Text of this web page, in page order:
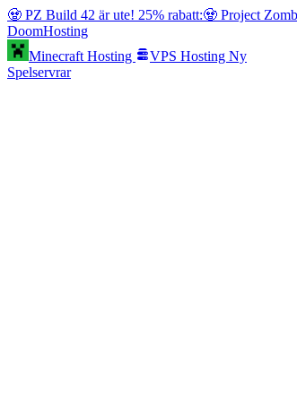
🧟 PZ Build 42 är ute! 25% rabatt:🧟 Project
DoomHosting
Minecraft Hosting
VPS Hosting Ny
Spelservrar